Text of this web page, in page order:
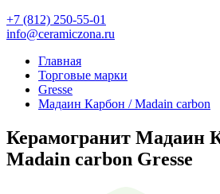
+7 (812) 250-55-01
info@ceramiczona.ru
Главная
Торговые марки
Gresse
Мадаин Карбон / Madain carbon
Керамогранит Мадаин
Madain carbon Gresse